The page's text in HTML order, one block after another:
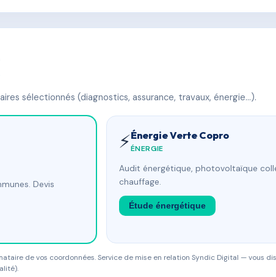
sélectionnés (diagnostics, assurance, travaux, énergie…).
Devis
⚡Énergie Verte Copro
ÉNERGIE
Audit énergétique, photovoltaïque
chauffage.
Étude énergétique
de vos coordonnées. Service de mise en relation Syndic Digital — vous